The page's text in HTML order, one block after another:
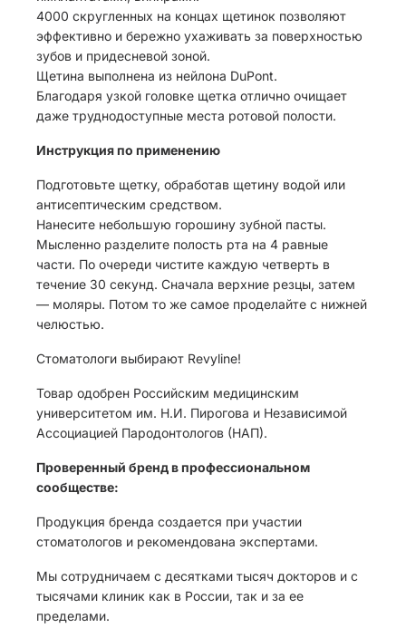
4000 скругленных на концах щетинок позволяют
эффективно и бережно ухаживать за поверхностью
зубов и придесневой зоной.
Щетина выполнена из нейлона DuPont.
Благодаря узкой головке щетка отлично очищает
даже труднодоступные места ротовой полости.
Инструкция по применению
Подготовьте щетку, обработав щетину водой или
антисептическим средством.
Нанесите небольшую горошину зубной пасты.
Мысленно разделите полость рта на 4 равные
части. По очереди чистите каждую четверть в
течение 30 секунд. Сначала верхние резцы, затем
— моляры. Потом то же самое проделайте с нижней
челюстью.
Стоматологи выбирают Revyline!
Товар одобрен Российским медицинским
университетом им. Н.И. Пирогова и Независимой
Ассоциацией Пародонтологов (НАП).
Проверенный бренд в профессиональном
сообществе:
Продукция бренда создается при участии
стоматологов и рекомендована экспертами.
Мы сотрудничаем с десятками тысяч докторов и с
тысячами клиник как в России, так и за ее
пределами.